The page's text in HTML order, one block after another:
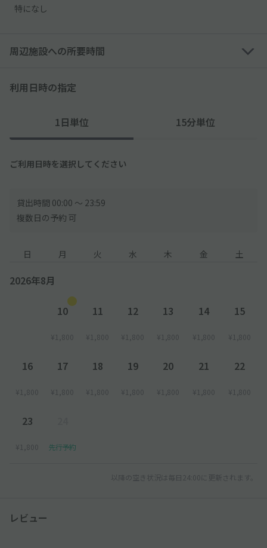
特になし
周辺施設への所要時間
利用日時の指定
1日単位 15分単位
ご利用日時を選択してください
貸出時間 00:00 〜 23:59
複数日の予約 可
日 月 火 水 木 金 土
2026年8月
10
¥1,800
11
¥1,800
12
¥1,800
13
¥1,800
14
¥1,800
15
¥1,800
16
¥1,800
17
¥1,800
18
¥1,800
19
¥1,800
20
¥1,800
21
¥1,800
22
¥1,800
23
¥1,800 先行予約
以降の空き状況は毎日24:00に更新されます。
レビュー